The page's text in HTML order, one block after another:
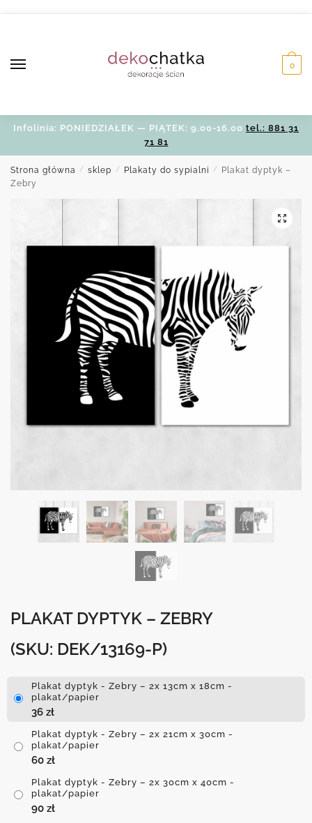
0
Infolinia: PONIEDZIAŁEK — PIĄTEK: 9.00-16.00 tel.: 881 31
71 81
Strona główna / sklep / Plakaty do sypialni /
Plakat dyptyk –
Zebry
PLAKAT DYPTYK – ZEBRY
(SKU: DEK/13169-P)
Plakat dyptyk - Zebry – 2x 13cm x 18cm -
plakat/papier
36 zł
Plakat dyptyk - Zebry – 2x 21cm x 30cm -
plakat/papier
60 zł
Plakat dyptyk - Zebry – 2x 30cm x 40cm -
plakat/papier
90 zł